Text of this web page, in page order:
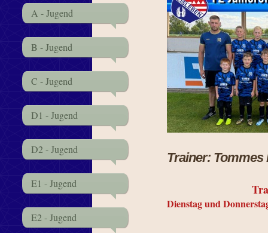
A - Jugend
B - Jugend
C - Jugend
D1 - Jugend
D2 - Jugend
E1 - Jugend
E2 - Jugend
Trainer: Tommes
Dienstag und